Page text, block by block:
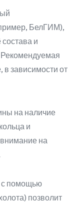
БелГИМ),
и
в зависимости от
на наличие
и
на
с помощью
позволит